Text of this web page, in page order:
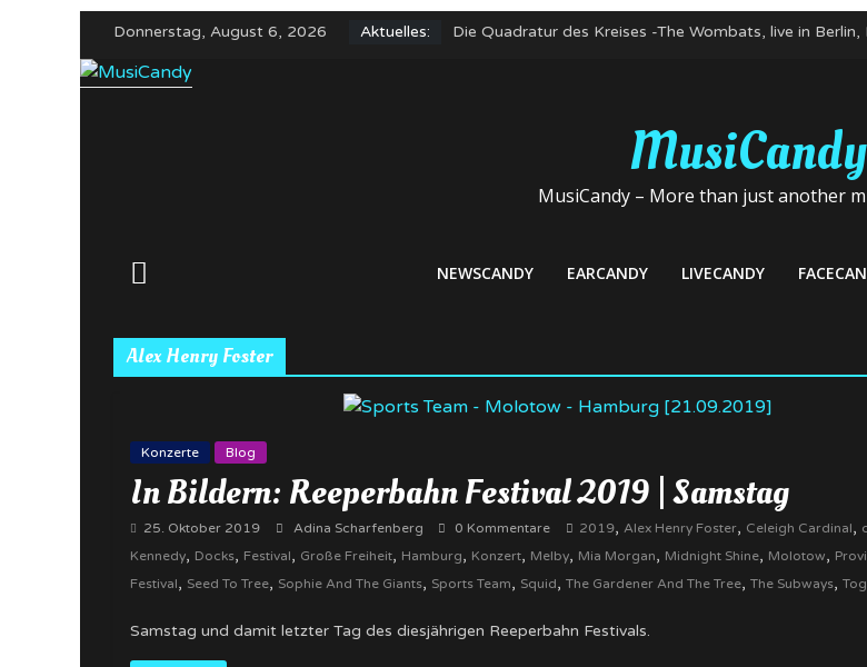
Zum
springen
Donnerstag, August 6, 2026 Aktuelles:
Die Quadratur des Kreises -The Wombats, live in
Yungblud veröffentlicht neue Single –MusiCandy
MusiCandy – More than just another
NEWSCANDY EARCANDY LIVECANDY
Alex Henry Foster
Konzerte Blog
In Bildern: Reeperbahn Festival 2019 | Samstag
25. Oktober 2019 Adina Scharfenberg 0 Kommentare 2019, Alex Henry Foster, Celeigh Cardinal,
Kennedy, Docks, Festival, Große Freiheit, Hamburg, Konzert, Melby, Mia Morgan, Midnight Shine, Molotow,
Festival, Seed To Tree, Sophie And The Giants, Sports Team, Squid, The Gardener And The Tree, The Subways,
Samstag und damit letzter Tag des diesjährigen Reeperbahn Festivals.